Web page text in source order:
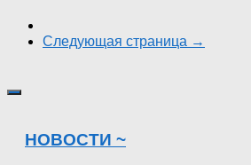
Следующая страница →
НОВОСТИ ~